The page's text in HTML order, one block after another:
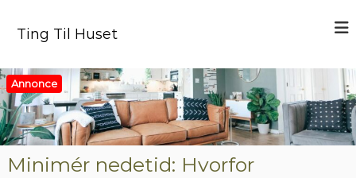
r
e
t
i
l
Ting Til Huset
Annonce
Minimér nedetid: Hvorfor